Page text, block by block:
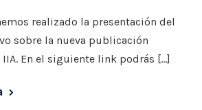
realizado la presentación del
sobre la nueva publicación
IIA. En el siguiente link podrás […]